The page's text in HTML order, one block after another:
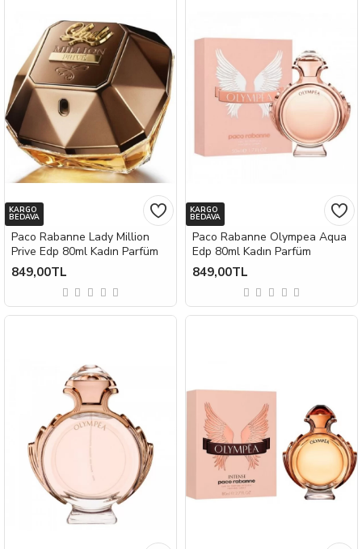
KARGO
BEDAVA
Paco Rabanne Lady Million
Prive Edp 80ml Kadın Parfüm
849,00TL
KARGO
BEDAVA
Paco Rabanne Olympea Aqua
Edp 80ml Kadın Parfüm
849,00TL